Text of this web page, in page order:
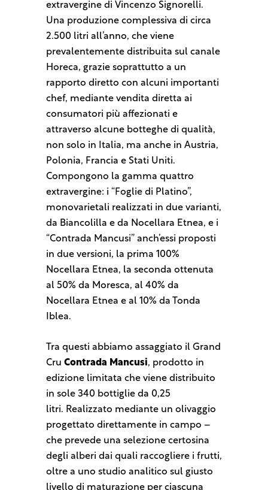
extravergine di Vincenzo Signorelli.
Una produzione complessiva di circa
2.500 litri all’anno, che viene
prevalentemente distribuita sul canale
Horeca, grazie soprattutto a un
rapporto diretto con alcuni importanti
chef, mediante vendita diretta ai
consumatori più affezionati e
attraverso alcune botteghe di qualità,
non solo in Italia, ma anche in Austria,
Polonia, Francia e Stati Uniti.
Compongono la gamma quattro
extravergine: i “Foglie di Platino”,
monovarietali realizzati in due varianti,
da Biancolilla e da Nocellara Etnea, e i
“Contrada Mancusi” anch’essi proposti
in due versioni, la prima 100%
Nocellara Etnea, la seconda ottenuta
al 50% da Moresca, al 40% da
Nocellara Etnea e al 10% da Tonda
Iblea.
Tra questi abbiamo assaggiato il Grand
Cru Contrada Mancusi, prodotto in
edizione limitata che viene distribuito
in sole 340 bottiglie da 0,25
litri. Realizzato mediante un olivaggio
progettato direttamente in campo –
che prevede una selezione certosina
degli alberi dai quali raccogliere i frutti,
oltre a uno studio analitico sul giusto
livello di maturazione per ciascuna